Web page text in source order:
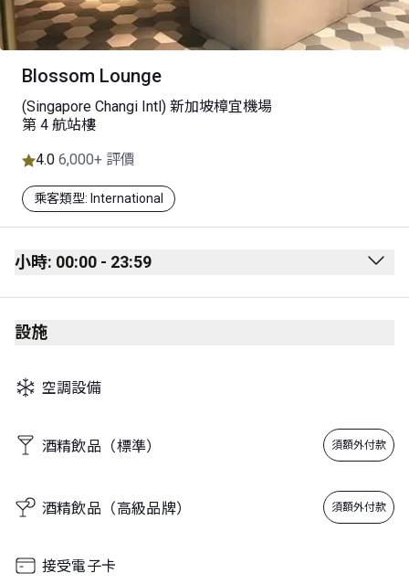
Blossom Lounge
(Singapore Changi Intl) 新加坡樟宜機場
第 4 航站樓
4.0 6,000+ 評價
乘客類型: International
小時: 00:00 - 23:59
Monday 00:00 - 23:59
Tuesday
Thursday
Friday 00:00 - 23:59
Sunday 00:00 - 23:59
設施
空調設備
酒精飲品（標準） 須額外付款
酒精飲品（高級品牌） 須額外付款
接受電子卡